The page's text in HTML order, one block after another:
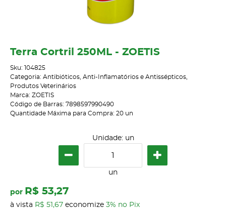
Terra Cortril 250ML - ZOETIS
Sku: 104825
Categoria: Antibióticos, Anti-Inflamatórios e Antissépticos
Produtos Veterinários
Marca: ZOETIS
Código de Barras: 7898597990490
Quantidade Máxima para Compra: 20 un
Unidade: un
un
por R$ 53,27
à vista R$ 51,67 economize 3% no Pix